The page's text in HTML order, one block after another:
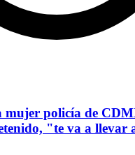
mujer policía de
"te va a llevar